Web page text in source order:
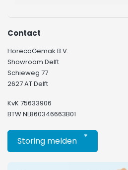
Contact
HorecaGemak B.V.
Showroom Delft
Schieweg 77
2627 AT Delft
KvK 75633906
BTW NL860346663B01
Storing melden *